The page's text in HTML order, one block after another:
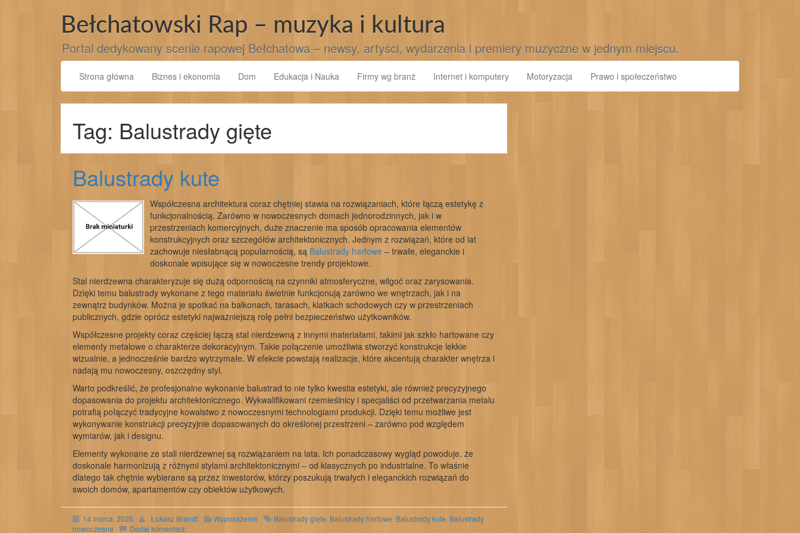
Bełchatowski Rap – muzyka i kultura
Portal dedykowany scenie rapowej Bełchatowa – newsy, artyści, wydarzenia i premiery muzyczne w jednym miejscu.
Strona główna Biznes i ekonomia Dom Edukacja i Nauka Firmy wg branż Internet i komputery Motoryzacja Prawo i społeczeństwo
Tag: Balustrady gięte
Balustrady kute
Współczesna architektura coraz chętniej stawia na rozwiązaniach, które łączą estetykę z
funkcjonalnością. Zarówno w nowoczesnych domach jednorodzinnych, jak i w
przestrzeniach komercyjnych, duże znaczenie ma sposób opracowania elementów
konstrukcyjnych oraz szczegółów architektonicznych. Jednym z rozwiązań, które od lat
zachowuje niesłabnącą popularnością, są Balustrady harfowe – trwałe, eleganckie i
doskonale wpisujące się w nowoczesne trendy projektowe.
Stal nierdzewna charakteryzuje się dużą odpornością na czynniki atmosferyczne, wilgoć oraz zarysowania.
Dzięki temu balustrady wykonane z tego materiału świetnie funkcjonują zarówno we wnętrzach, jak i na
zewnątrz budynków. Można je spotkać na balkonach, tarasach, klatkach schodowych czy w przestrzeniach
publicznych, gdzie oprócz estetyki najważniejszą rolę pełni bezpieczeństwo użytkowników.
Współczesne projekty coraz częściej łączą stal nierdzewną z innymi materiałami, takimi jak szkło hartowane czy
elementy metalowe o charakterze dekoracyjnym. Takie połączenie umożliwia stworzyć konstrukcje lekkie
wizualnie, a jednocześnie bardzo wytrzymałe. W efekcie powstają realizacje, które akcentują charakter wnętrza i
nadają mu nowoczesny, oszczędny styl.
Warto podkreślić, że profesjonalne wykonanie balustrad to nie tylko kwestia estetyki, ale również precyzyjnego
dopasowania do projektu architektonicznego. Wykwalifikowani rzemieślnicy i specjaliści od przetwarzania metalu
potrafią połączyć tradycyjne kowalstwo z nowoczesnymi technologiami produkcji. Dzięki temu możliwe jest
wykonywanie konstrukcji precyzyjnie dopasowanych do określonej przestrzeni – zarówno pod względem
wymiarów, jak i designu.
Elementy wykonane ze stali nierdzewnej są rozwiązaniem na lata. Ich ponadczasowy wygląd powoduje, że
doskonale harmonizują z różnymi stylami architektonicznymi – od klasycznych po industrialne. To właśnie
dlatego tak chętnie wybierane są przez inwestorów, którzy poszukują trwałych i eleganckich rozwiązań do
swoich domów, apartamentów czy obiektów użytkowych.
14 marca, 2026 Łukasz Brandt Wyposażenie Balustrady gięte Balustrady harfowe Balustrady kute Balustrady
nowoczesne
Dodaj komentarz